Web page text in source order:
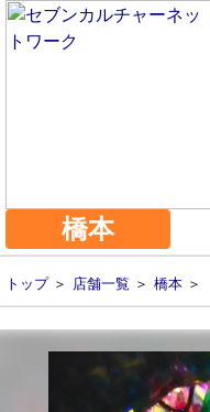
橋本
トップ＞ 店舗一覧 ＞ 橋本 ＞